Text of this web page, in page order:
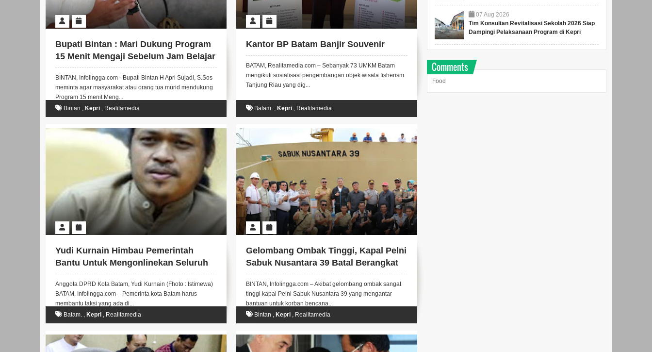
Bupati Bintan : Mari Dukung Program
15 Menit Mengaji Sebelum Jam Belajar
Sekolah.
BINTAN, Infolingga.com - Bupati Bintan H Apri Sujadi, S.Sos
meminta agar masyarakat atau orang tua murid mendukung
Program 15 menit Meng...
Bintan , Kepri, Realitamedia
Kantor BP Batam Banjir Souvenir
BATAM, Realitamedia.com – Sebanyak 73 UMKM Batam
mengikuti sosialisasi pengembangan objek wisata fisherism
Tanjung Riau yang dig...
Batam., Kepri, Realitamedia
Yudi Kurnain Himbau Pemerintah
Bantu Untuk Mengonlinekan Seluruh
Taksi Di Batam
Anggota DPRD Kota Batam, Yudi Kurnain (Fhoto : Istimewa)
BATAM, Infolingga.com – Pemerinta kota Batam harus
membantu taksi yang ada di...
Batam., Kepri, Realitamedia
Gelombang Ombak Tinggi, Kapal Pelni
Sabuk Nusantara 39 Batal Berangkat
Ke Tambelan Putar Haluan Ke
Pelabuhan Kijang
BINTAN, Infolingga.com – Akibat gelombang ombak sangat
tinggi kapal Pelni Sabuk Nusantara 39 yang mengantar
bantuan untuk korban bencana...
Bintan , Kepri, Realitamedia
07 Aug 2026
Tim Konsultan Revitalisasi Sekolah 2026 Siap
Dampingi Pelaksanaan Program di Kepri
Comments
Food